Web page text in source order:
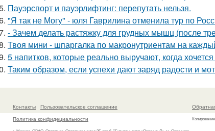
Пауэрспорт и пауэрлифтинг: перепутать нельзя.
"Я так не Могу" - юля Гаврилина отменила тур по
- Зачем делать растяжку для грудных мышц (после
Твоя мини - шпаргалка по макронутриентам на
5 напитков, которые реально выручают, когда
Таким образом, если успехи дают заряд радости и
Контакты
Пользовательское соглашение
Политика конфидециальности